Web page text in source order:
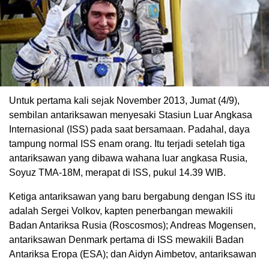
Untuk pertama kali sejak November 2013, Jumat (4/9),
sembilan antariksawan menyesaki Stasiun Luar Angkasa
Internasional (ISS) pada saat bersamaan. Padahal, daya
tampung normal ISS enam orang. Itu terjadi setelah tiga
antariksawan yang dibawa wahana luar angkasa Rusia,
Soyuz TMA-18M, merapat di ISS, pukul 14.39 WIB.
Ketiga antariksawan yang baru bergabung dengan ISS itu
adalah Sergei Volkov, kapten penerbangan mewakili
Badan Antariksa Rusia (Roscosmos); Andreas Mogensen,
antariksawan Denmark pertama di ISS mewakili Badan
Antariksa Eropa (ESA); dan Aidyn Aimbetov, antariksawan